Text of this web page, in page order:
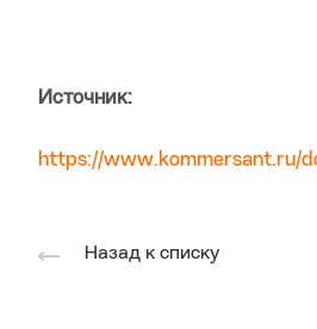
Источник:
https://www.kommersant.ru/
Назад к списку